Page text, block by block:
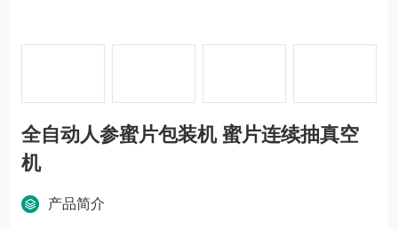
全自动人参蜜片包装机 蜜片连续抽真空
机
产品简介